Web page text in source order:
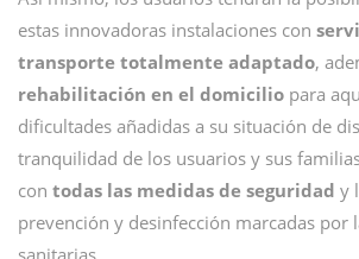
estas innovadoras instalaciones con
transporte totalmente adaptado,
rehabilitación en el domicilio para
dificultades añadidas a su situación de
tranquilidad de los usuarios y sus
con todas las medidas de seguridad y
prevención y desinfección marcadas por
sanitarias.